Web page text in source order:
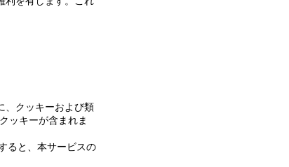
、クッキーおよび類
ッキーが含まれま
ると、本サービスの